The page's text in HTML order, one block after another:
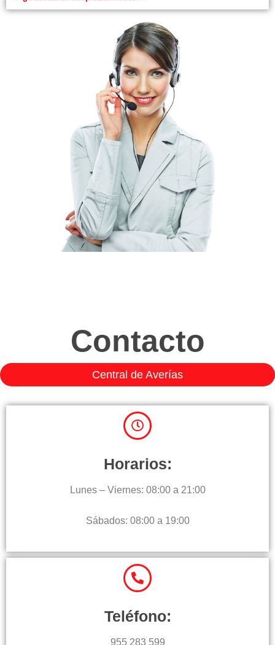
Contacto
Central de Averías
Horarios:
Lunes – Viernes: 08:00 a 21:00
Sábados: 08:00 a 19:00
Teléfono:
955 283 599